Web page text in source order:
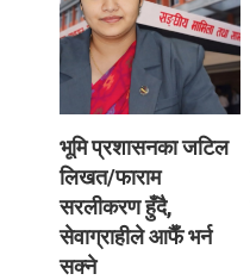
भूमि प्रशासनका जटिल
लिखत/फाराम
सरलीकरण हुँदै,
सेवाग्राहीले आफैँ भर्न
सक्ने